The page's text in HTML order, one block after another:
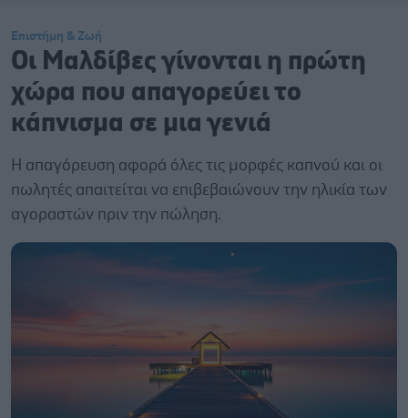
Επιστήμη & Ζωή
Οι Μαλδίβες γίνονται η πρώτη
χώρα που απαγορεύει το
κάπνισμα σε μια γενιά
Η απαγόρευση αφορά όλες τις μορφές καπνού και οι
πωλητές απαιτείται να επιβεβαιώνουν την ηλικία των
αγοραστών πριν την πώληση.